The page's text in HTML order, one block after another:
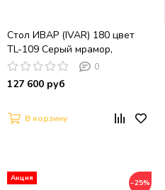
Стол ИВАР (IVAR) 180 цвет
TL-109 Серый мрамор,
испанская керамика /
Шоколадное золото,
®DISAUR
0
127 600 руб
В корзину
−25%